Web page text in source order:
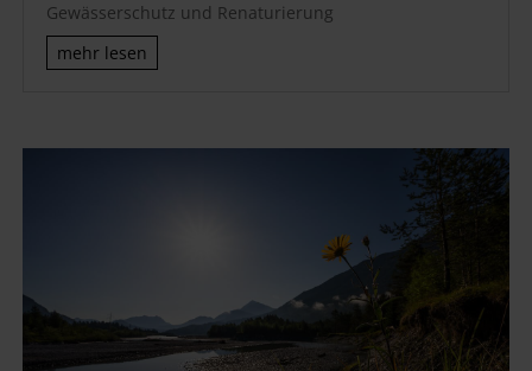
Gewässerschutz und Renaturierung
mehr lesen